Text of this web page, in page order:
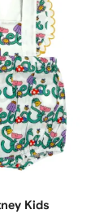
Kids